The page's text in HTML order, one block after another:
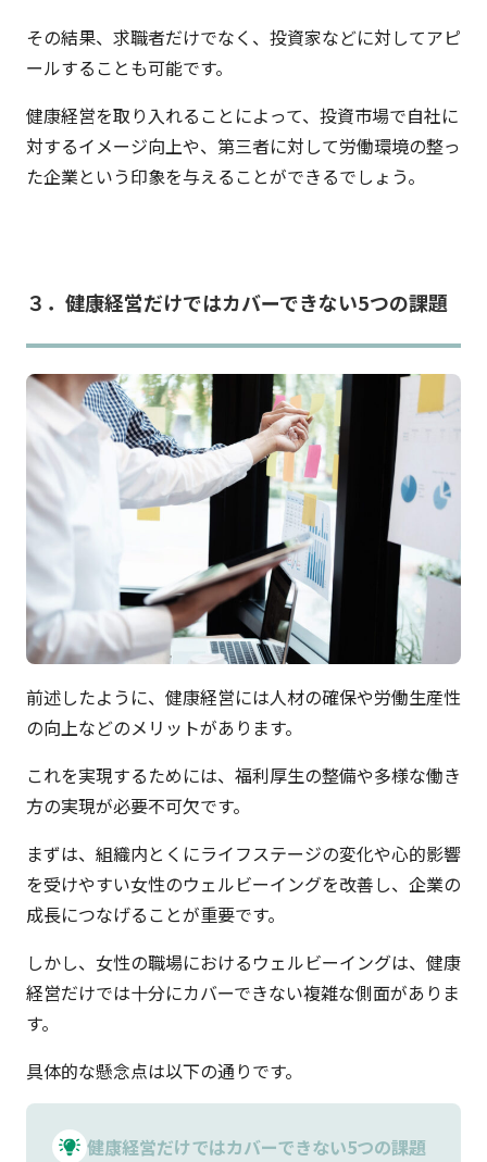
その結果、求職者だけでなく、投資家などに対してアピ
ールすることも可能です。
健康経営を取り入れることによって、投資市場で自社に
対するイメージ向上や、第三者に対して労働環境の整っ
た企業という印象を与えることができるでしょう。
３．健康経営だけではカバーできない5つの課題
前述したように、健康経営には人材の確保や労働生産性
の向上などのメリットがあります。
これを実現するためには、福利厚生の整備や多様な働き
方の実現が必要不可欠です。
まずは、組織内とくにライフステージの変化や心的影響
を受けやすい女性のウェルビーイングを改善し、企業の
成長につなげることが重要です。
しかし、女性の職場におけるウェルビーイングは、健康
経営だけでは十分にカバーできない複雑な側面がありま
す。
具体的な懸念点は以下の通りです。
健康経営だけではカバーできない5つの課題